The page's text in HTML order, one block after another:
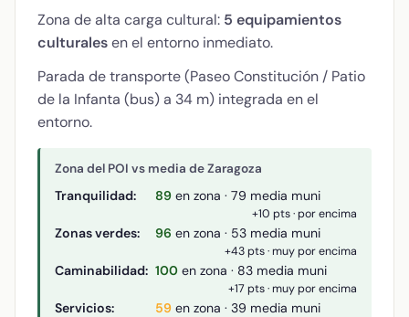
Zona de alta carga cultural: 5 equipamientos
culturalesen el entorno inmediato.
Parada de transporte (Paseo Constitución / Patio
de la Infanta (bus) a 34 m) integrada en el
entorno.
Zona del POI vs media de Zaragoza
Tranquilidad: 89 en zona · 79 media muni
+10 pts · por encima
Zonas verdes: 96 en zona · 53 media muni
+43 pts · muy por encima
Caminabilidad: 100 en zona · 83 media muni
+17 pts · muy por encima
Servicios: 59 en zona · 39 media muni